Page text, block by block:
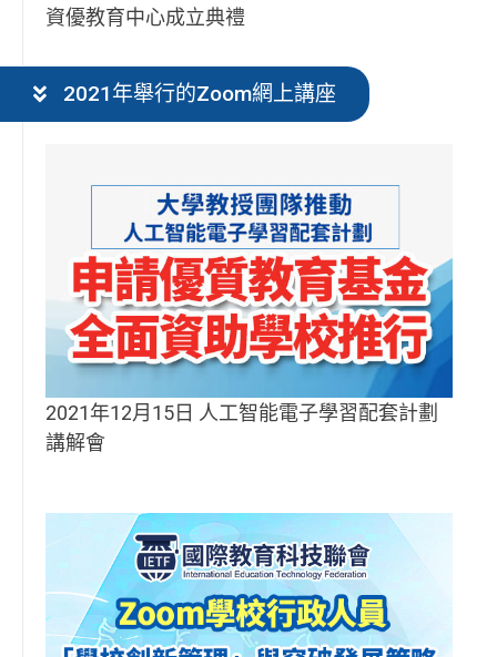
資優教育中心成立典禮
2021年舉行的Zoom網上講座
2021年12月15日 人工智能電子學習配套計劃
講解會